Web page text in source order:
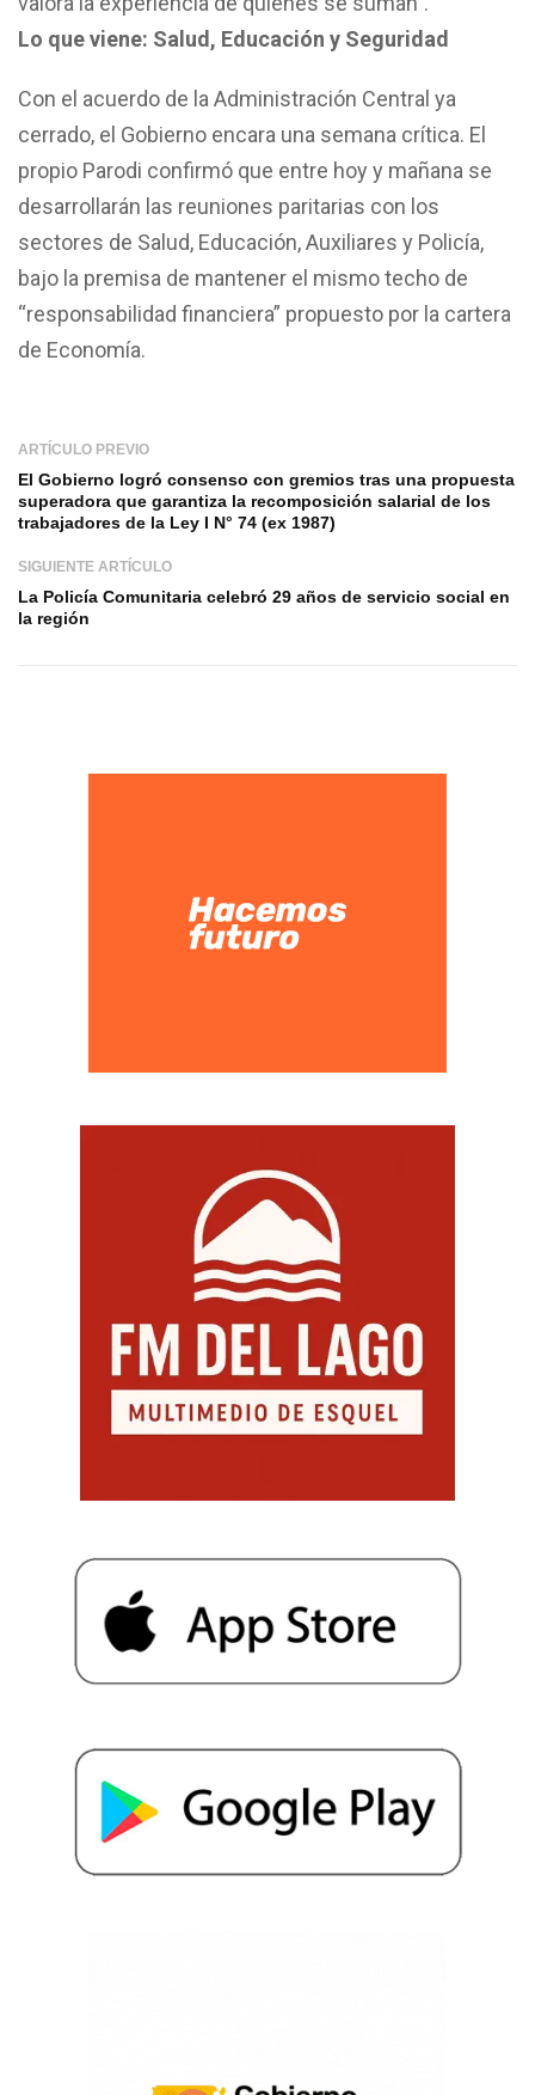
Lo que viene: Salud, Educación y Seguridad
Con el acuerdo de la Administración Central ya
cerrado, el Gobierno encara una semana crítica. El
propio Parodi confirmó que entre hoy y mañana se
desarrollarán las reuniones paritarias con los
sectores de Salud, Educación, Auxiliares y Policía,
bajo la premisa de mantener el mismo techo de
“responsabilidad financiera” propuesto por la cartera
de Economía.
ARTÍCULO PREVIO
El Gobierno logró consenso con gremios tras una propuesta
superadora que garantiza la recomposición salarial de los
trabajadores de la Ley I N° 74 (ex 1987)
SIGUIENTE ARTÍCULO
La Policía Comunitaria celebró 29 años de servicio social en
la región